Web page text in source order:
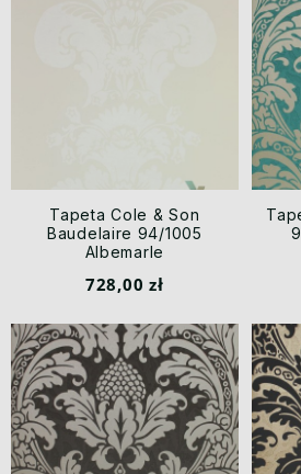
Tapeta Cole & Son
Baudelaire 94/1005
Albemarle
728,00 zł